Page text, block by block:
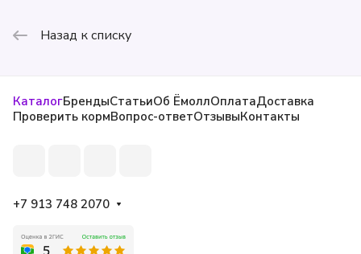
Назад к списку
КаталогБрендыСтатьиОб ЁмоллОплатаДоставка
Проверить кормВопрос-ответОтзывыКонтакты
+7 913 748 2070